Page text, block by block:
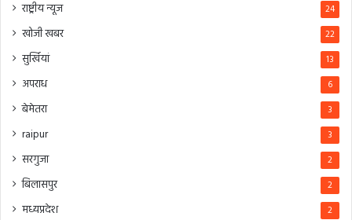
राष्ट्रीय न्यूज 24
खोजी खबर 22
सुर्खियां 13
अपराध 6
बेमेतरा 3
raipur 3
सरगुजा 2
बिलासपुर 2
मध्यप्रदेश 2